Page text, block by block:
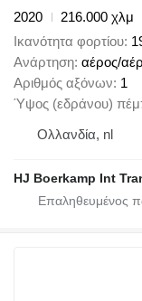
2020
216.000 χλμ
Ικανότητα φορτίου
Ανάρτηση αέρος/
Αριθμός αξόνων 1
Ύψος (εδράνου)
Ολλανδία, nl
HJ Boerkamp Int